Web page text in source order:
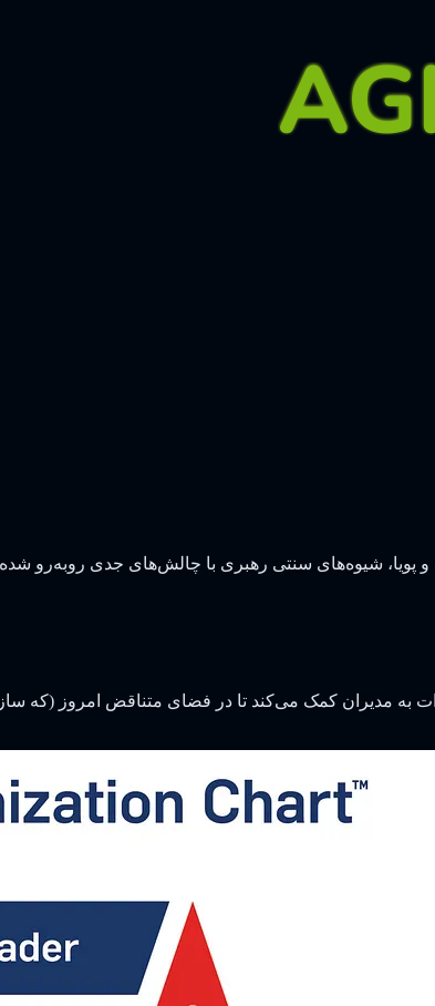
پویا، شیوه‌های سنتی رهبری با چالش‌های جدی روبه‌رو
به مدیران کمک می‌کند تا در فضای متناقض امروز (که